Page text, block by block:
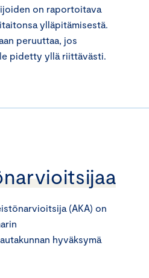
on raportoitava
ylläpitämisestä.
peruuttaa, jos
pidetty yllä riittävästi.
(AKA) on
hyväksymä